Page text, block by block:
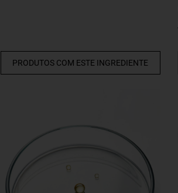
PRODUTOS COM ESTE INGREDIENTE